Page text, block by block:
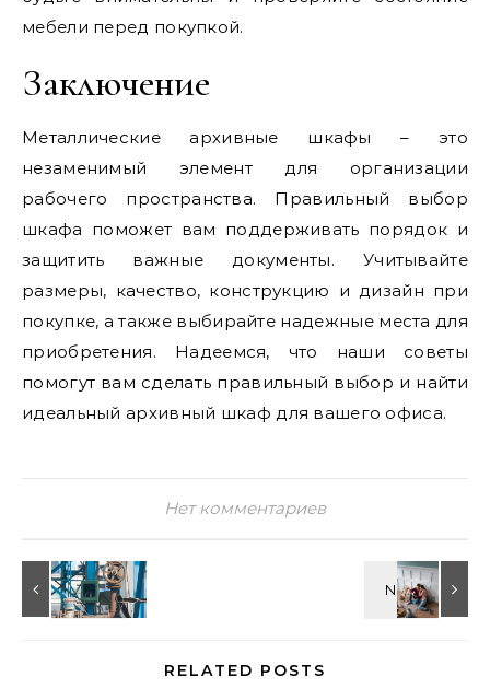
мебели перед покупкой.
Заключение
Металлические архивные шкафы – это
незаменимый элемент для организации
рабочего пространства. Правильный выбор
шкафа поможет вам поддерживать порядок и
защитить важные документы. Учитывайте
размеры, качество, конструкцию и дизайн при
покупке, а также выбирайте надежные места для
приобретения. Надеемся, что наши советы
помогут вам сделать правильный выбор и найти
идеальный архивный шкаф для вашего офиса.
Нет комментариев
RELATED POSTS